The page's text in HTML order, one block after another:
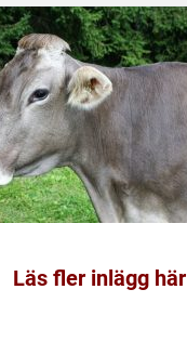
Läs fler inlägg här